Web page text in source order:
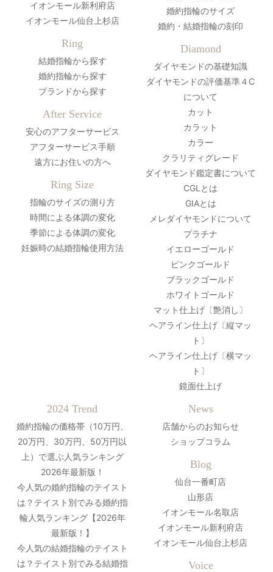
イオンモール新利府店
イオンモール仙台上杉店
Ring
結婚指輪から探す
婚約指輪から探す
ブランドから探す
After Service
安心のアフターサービス
アフターサービス手順
遠方にお住いの方へ
Ring Size
指輪のサイズの測り方
時間による体調の変化
季節による体調の変化
妊娠時の結婚指輪使用方法
婚約指輪のサイズ
婚約・結婚指輪の刻印
Diamond
ダイヤモンドの基礎知識
ダイヤモンドの評価基準４C
について
カット
カラット
カラー
クラリティグレード
ダイヤモンド鑑定書について
CGLとは
GIAとは
メレダイヤモンドについて
プラチナ
イエローゴールド
ピンクゴールド
ブラックゴールド
ホワイトゴールド
マット仕上げ〔艶消し〕
ヘアライン仕上げ〔縦マッ
ト〕
ヘアライン仕上げ〔横マッ
ト〕
鏡面仕上げ
2024 Trend
婚約指輪の価格帯（10万円、
20万円、30万円、50万円以
上）で選ぶ人気ランキング
2026年最新版！
今人気の婚約指輪のテイスト
は？テイスト別でみる婚約指
輪人気ランキング【2026年
最新版！】
今人気の結婚指輪のテイスト
は？テイスト別でみる結婚指
News
店舗からのお知らせ
ショップコラム
Blog
仙台一番町店
山形店
イオンモール名取店
イオンモール新利府店
イオンモール仙台上杉店
Voice